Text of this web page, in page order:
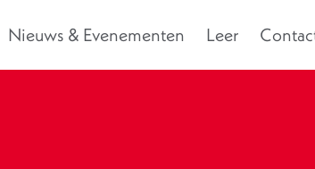
Nieuws & Evenementen Leer